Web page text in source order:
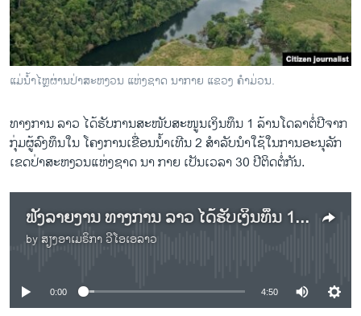
ທຸລະກິດ
ພາສາອັງກິດ
ວີດີໂອ
ລາຍການກະຈາຍສຽງ
ລາຍງານ
ຕິດຕາມພວກເຮົາ ທີ່
ພາສາຕ່າງໆ
ແມ່ນ້ຳໄຫຼຜ່ານປ່າສະຫງວນ ແຫ່ງຊາດ ນາກາຍ ແຂວງ ຄຳມ່ວນ.
ທາງການ ລາວ ໄດ້ຮັບການສະໜັບສະໜູນເງິນທຶນ 1 ລ້ານໂດລາຕໍ່ປີຈາກ
ກຸ່ມຜູ້ລົງທຶນໃນ ໂຄງການເຂື່ອນນ້ຳເທີນ 2 ສຳລັບນຳໃຊ້ໃນການອະນຸລັກ
ເຂດປ່າສະຫງວນແຫ່ງຊາດ ນາ ກາຍ ເປັນເວລາ 30 ປີຕິດຕໍ່ກັນ.
ຟັງລາຍງານ ທາງການ ລາວ ໄດ້ຮັບເງິນທຶນ 1 ລ້ານໂດລາ ສຳລັບນຳໃຊ້ ໃນການອະນຸລັກ ເຂດປ່າ ສະຫງວນ ແຫ່ງຊາດ
by ສຽງອາເມຣິກາ ວີໂອເອລາວ
No media source currently available
0:00 4:50